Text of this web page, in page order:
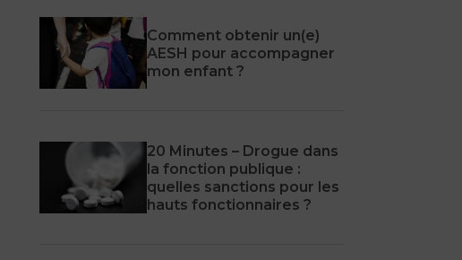
Comment obtenir un(e)
AESH pour accompagner
mon enfant ?
20 Minutes – Drogue dans
la fonction publique :
quelles sanctions pour les
hauts fonctionnaires ?